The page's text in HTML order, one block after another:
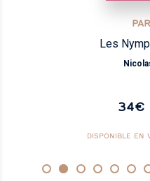
Les
34€
DISPONIBLE EN